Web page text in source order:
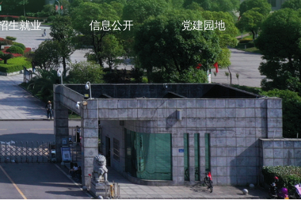
生就业 信息公开 党建园地